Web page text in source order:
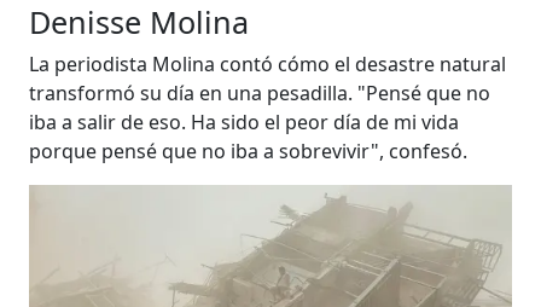
Denisse Molina
La periodista Molina contó cómo el desastre natural
transformó su día en una pesadilla. "Pensé que no
iba a salir de eso. Ha sido el peor día de mi vida
porque pensé que no iba a sobrevivir", confesó.